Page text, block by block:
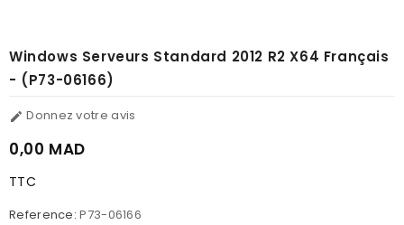
Windows Serveurs Standard 2012 R2 X64 Français
- (P73-06166)
 Donnez votre avis
0,00 MAD
TTC
Reference: P73-06166